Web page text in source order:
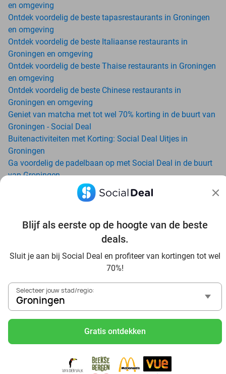
Blijf als eerste op de hoogte van de beste
deals.
Sluit je aan bij Social Deal en profiteer van kortingen tot wel
70%!
Selecteer jouw stad/regio:
Groningen
Gratis ontdekken
en omgeving
Ontdek voordelig de beste tapasrestaurants in Groningen
en omgeving
Ontdek voordelig de beste Italiaanse restaurants in
Groningen en omgeving
Ontdek voordelig de beste Thaise restaurants in Groningen
en omgeving
Ontdek voordelig de beste Chinese restaurants in
Groningen en omgeving
Geniet van matcha met tot wel 70% korting in de buurt van
Groningen - Social Deal
Buitenactiviteiten met Korting: Social Deal Uitjes in
Groningen
Ga voordelig de padelbaan op met Social Deal in de buurt
van Groningen
Geniet van je vakantie in Groningen in Nederland met
Ervaar de kwaliteit van het Van der Valk hotel in Groningen
Groningen
Ervaar de warme sfeer van het Douwe Egberts Café
Met hoge korting naar de zonnebank in Groningen
Skiën met korting in Groningen? Ontdek de leukste
skihallen en indoor skibanen
Schaatsen in Groningen en omgeving
Holiday on Ice tickets met korting in Groningen
Druppel binnen bij Tropiqua voor een subtropisch
zwemavontuur: beleef een fantastische dag met het hele